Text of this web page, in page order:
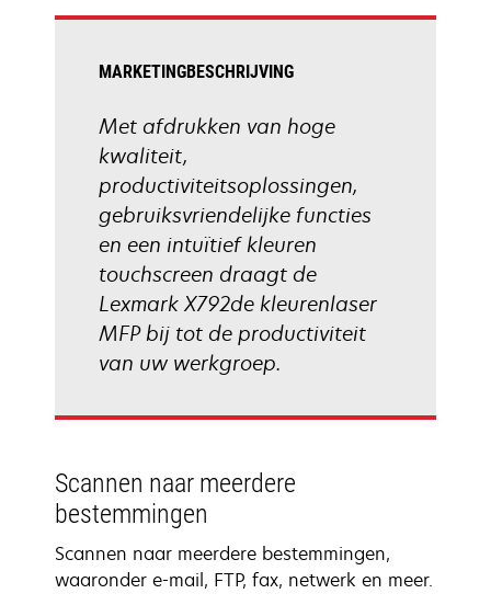
MARKETINGBESCHRIJVING
Met afdrukken van hoge
kwaliteit,
productiviteitsoplossingen,
gebruiksvriendelijke functies
en een intuïtief kleuren
touchscreen draagt de
Lexmark X792de kleurenlaser
MFP bij tot de productiviteit
van uw werkgroep.
Scannen naar meerdere
bestemmingen
Scannen naar meerdere bestemmingen,
waaronder e-mail, FTP, fax, netwerk en meer.